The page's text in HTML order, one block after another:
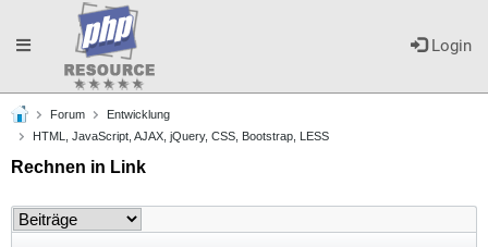
Login
Toggle
navigation
Forum
Entwicklung
HTML, JavaScript, AJAX, jQuery, CSS, Bootstrap, LESS
Rechnen in Link